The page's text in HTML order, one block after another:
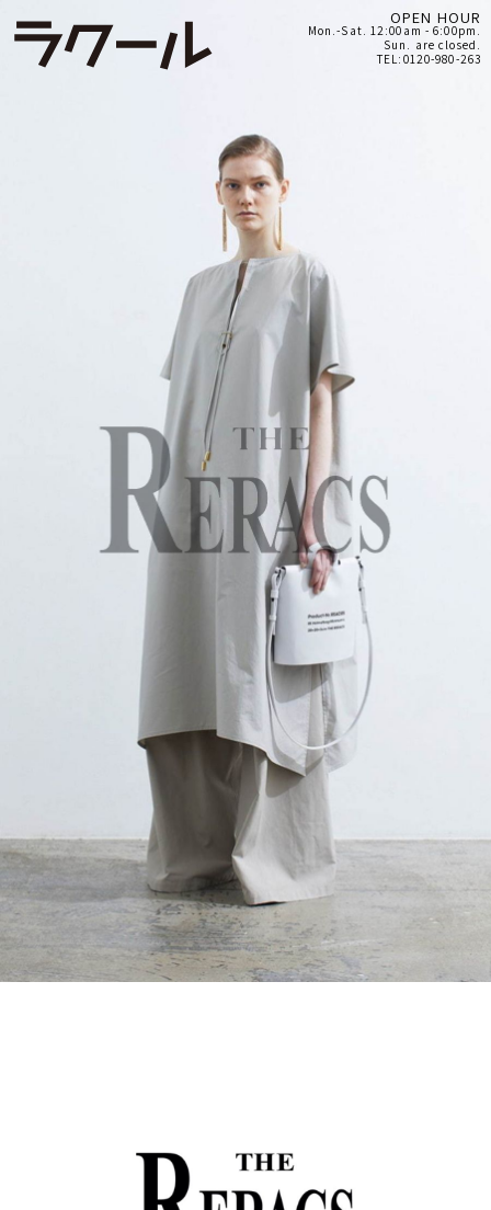
OPEN HOUR
Mon.-Sat. 12:00am - 6:00pm.
Sun. are closed.
TEL:0120-980-263